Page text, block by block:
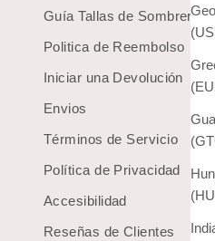
Guía Tallas de Sombreros
Politica de Reembolso
Iniciar una Devolución
Envios
Términos de Servicio
Política de Privacidad
Accesibilidad
Reseñas de Clientes